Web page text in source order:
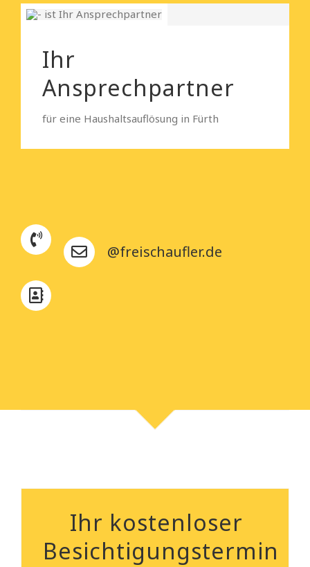
Ihr
Ansprechpartner
für eine Haushaltsauflösung in Fürth
@freischaufler.de
Ihr kostenloser
Besichtigungstermin